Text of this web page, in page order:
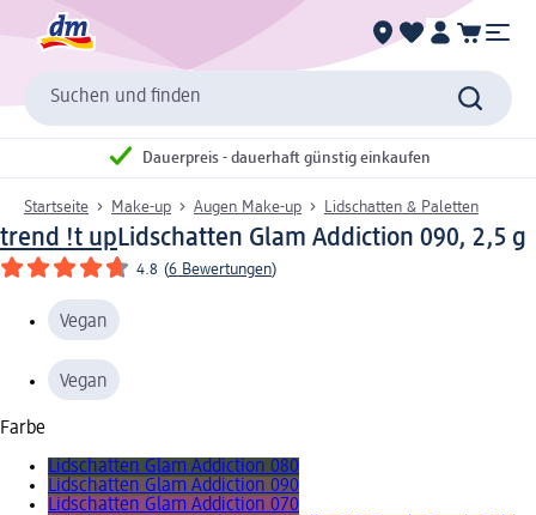
Suchen und finden
Dauerpreis - dauerhaft günstig einkaufen
Startseite Make-up Augen Make-up Lidschatten & Paletten
trend !t upLidschatten Glam Addiction 090, 2,5 g
4.8 (6 Bewertungen)
Vegan
Vegan
Farbe
Lidschatten Glam Addiction 080
Lidschatten Glam Addiction 090
Lidschatten Glam Addiction 070